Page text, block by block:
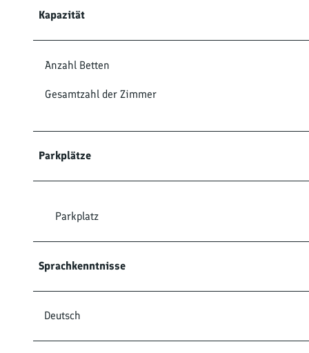
Kapazität
Anzahl Betten
Gesamtzahl der Zimmer
Parkplätze
Parkplatz
Sprachkenntnisse
Deutsch